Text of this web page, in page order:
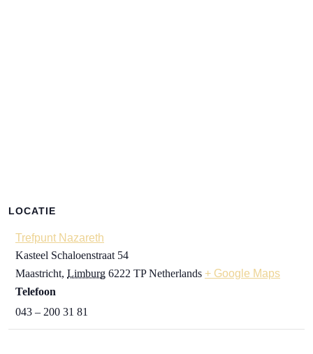
LOCATIE
Trefpunt Nazareth
Kasteel Schaloenstraat 54
Maastricht, Limburg 6222 TP Netherlands + Google Maps
Telefoon
043 – 200 31 81